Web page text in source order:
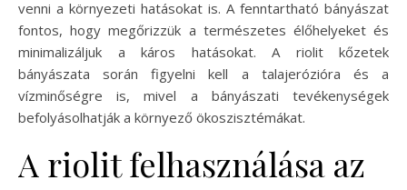
venni a környezeti hatásokat is. A fenntartható bányászat
fontos, hogy megőrizzük a természetes élőhelyeket és
minimalizáljuk a káros hatásokat. A riolit kőzetek
bányászata során figyelni kell a talajerózióra és a
vízminőségre is, mivel a bányászati tevékenységek
befolyásolhatják a környező ökoszisztémákat.
A riolit felhasználása az